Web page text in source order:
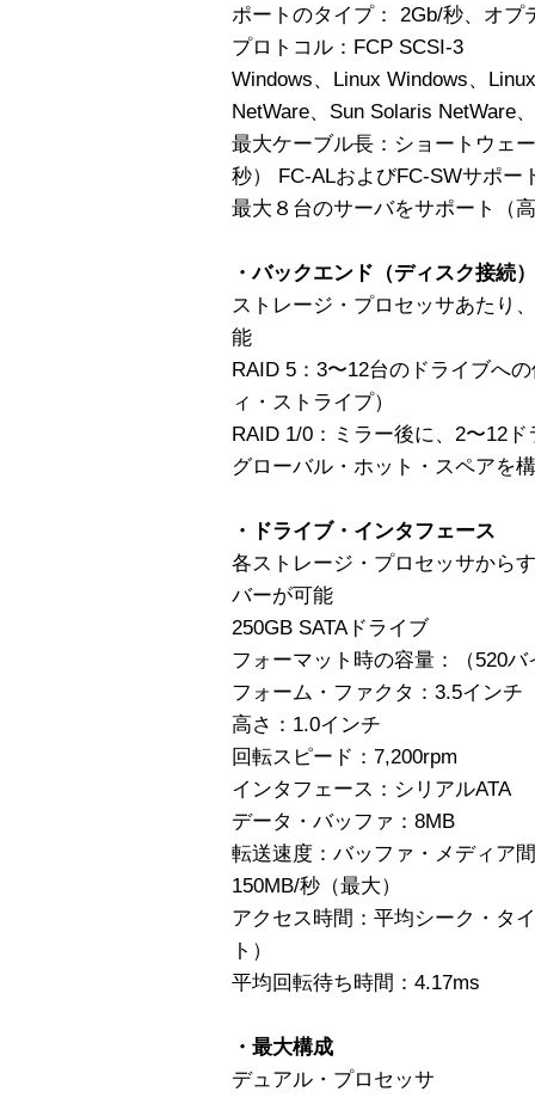
ポートのタイプ： 2Gb/秒、オプ
プロトコル：FCP SCSI-3
Windows、Linux Windows、
NetWare、Sun Solaris NetWare
最大ケーブル長：ショートウェ
秒） FC-ALおよびFC-SWサポー
最大８台のサーバをサポート（
・バックエンド（ディスク接続
ストレージ・プロセッサあたり
能
RAID 5：3〜12台のドライブへ
ィ・ストライプ）
RAID 1/0：ミラー後に、2〜12
グローバル・ホット・スペアを
・ドライブ・インタフェース
各ストレージ・プロセッサから
バーが可能
250GB SATAドライブ
フォーマット時の容量：（520
フォーム・ファクタ：3.5インチ
高さ：1.0インチ
回転スピード：7,200rpm
インタフェース：シリアルATA
データ・バッファ：8MB
転送速度：バッファ・メディア
150MB/秒（最大）
アクセス時間：平均シーク・タ
ト）
平均回転待ち時間：4.17ms
・最大構成
デュアル・プロセッサ